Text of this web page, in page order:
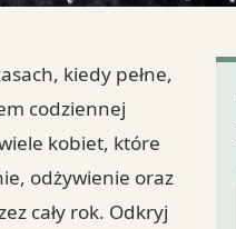
kiedy pełne,
codziennej
kobiet, które
odżywienie oraz
cały rok. Odkryj